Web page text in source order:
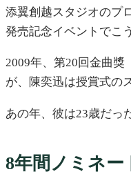
添翼創越スタジオのプ
発売記念イベントでこ
2009年、第20回金曲獎
が、陳奕迅は授賞式の
あの年、彼は23歳だっ
8年間ノミネー